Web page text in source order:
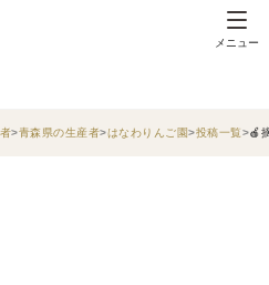
メニュー
青森県の生産者 はなわりんご園 投稿一覧 🍎